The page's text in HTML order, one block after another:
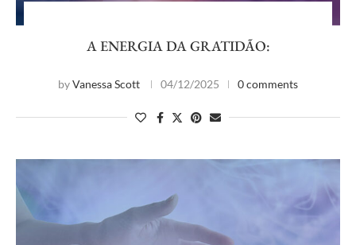
A ENERGIA DA GRATIDÃO:
byVanessa Scott 04/12/2025 0 comments